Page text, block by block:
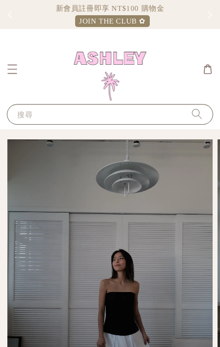
Sign up and enjoy $100 shopping credit
JOIN THE CLUB ✿
搜尋